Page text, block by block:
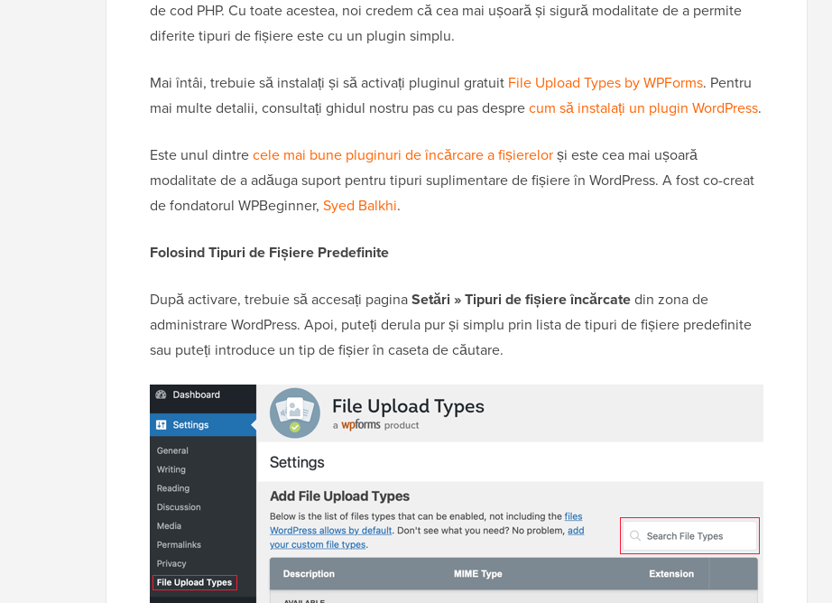
de cod PHP. Cu toate acestea, noi credem că cea mai ușoară și sigură modalitate de a permite
diferite tipuri de fișiere este cu un plugin simplu.
Mai întâi, trebuie să instalați și să activați pluginul gratuit File Upload Types by WPForms. Pentru
mai multe detalii, consultați ghidul nostru pas cu pas desprecum să instalați un plugin WordPress.
Este unul dintrecele mai bune pluginuri de încărcare a fișierelorși este cea mai ușoară
modalitate de a adăuga suport pentru tipuri suplimentare de fișiere în WordPress. A fost co-creat
de fondatorul WPBeginner, Syed Balkhi.
Folosind Tipuri de Fișiere Predefinite
După activare, trebuie să accesați paginaSetări » Tipuri de fișiere încărcatedin zona de
administrare WordPress. Apoi, puteți derula pur și simplu prin lista de tipuri de fișiere predefinite
sau puteți introduce un tip de fișier în caseta de căutare.